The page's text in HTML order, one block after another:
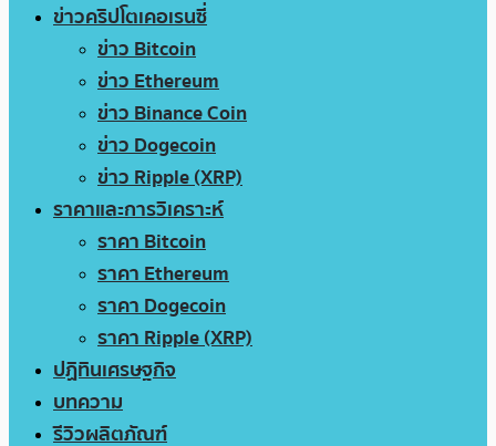
ข่าวคริปโตเคอเรนซี่
ข่าว Bitcoin
ข่าว Ethereum
ข่าว Binance Coin
ข่าว Dogecoin
ข่าว Ripple (XRP)
ราคาและการวิเคราะห์
ราคา Bitcoin
ราคา Ethereum
ราคา Dogecoin
ราคา Ripple (XRP)
ปฏิทินเศรษฐกิจ
บทความ
รีวิวผลิตภัณฑ์